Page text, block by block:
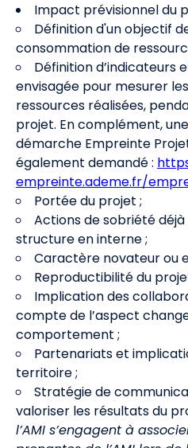
Impact prévisionnel du
Définition d'un objectif
consommation de
Définition d’indicateurs
envisagée pour mesurer
ressources réalisées,
projet. En complément,
démarche Empreinte
également demandé :
empreinte.ademe.fr/
Portée du projet ;
Actions de sobriété
structure en interne ;
Caractère novateur ou
Reproductibilité du
Implication des
compte de l’aspect
comportement ;
Partenariats et
territoire ;
Stratégie de
valoriser les résultats du
l’AMI s’engagent à